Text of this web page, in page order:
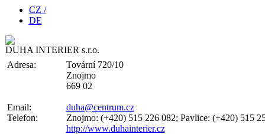
CZ /
DE
DUHA INTERIER s.r.o.
Adresa:
Tovární 720/10
Znojmo
669 02
Email:
duha@centrum.cz
Telefon:
Znojmo: (+420) 515 226 082; Pavlice: (+420) 515
http://www.duhainterier.cz